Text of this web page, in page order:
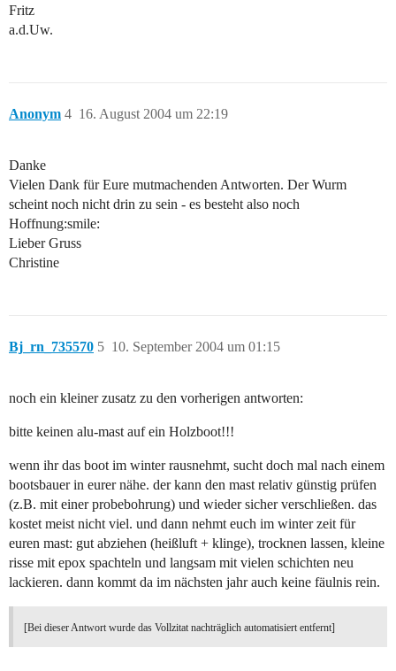
Fritz
a.d.Uw.
Anonym 16. August 2004 um 22:19
4
Danke
Vielen Dank für Eure mutmachenden Antworten. Der Wurm
scheint noch nicht drin zu sein - es besteht also noch
Hoffnung:smile:
Lieber Gruss
Christine
Bj_rn_735570 10. September 2004 um 01:15
5
noch ein kleiner zusatz zu den vorherigen antworten:
bitte keinen alu-mast auf ein Holzboot!!!
wenn ihr das boot im winter rausnehmt, sucht doch mal nach einem
bootsbauer in eurer nähe. der kann den mast relativ günstig prüfen
(z.B. mit einer probebohrung) und wieder sicher verschließen. das
kostet meist nicht viel. und dann nehmt euch im winter zeit für
euren mast: gut abziehen (heißluft + klinge), trocknen lassen, kleine
risse mit epox spachteln und langsam mit vielen schichten neu
lackieren. dann kommt da im nächsten jahr auch keine fäulnis rein.
[Bei dieser Antwort wurde das Vollzitat nachträglich automatisiert entfernt]